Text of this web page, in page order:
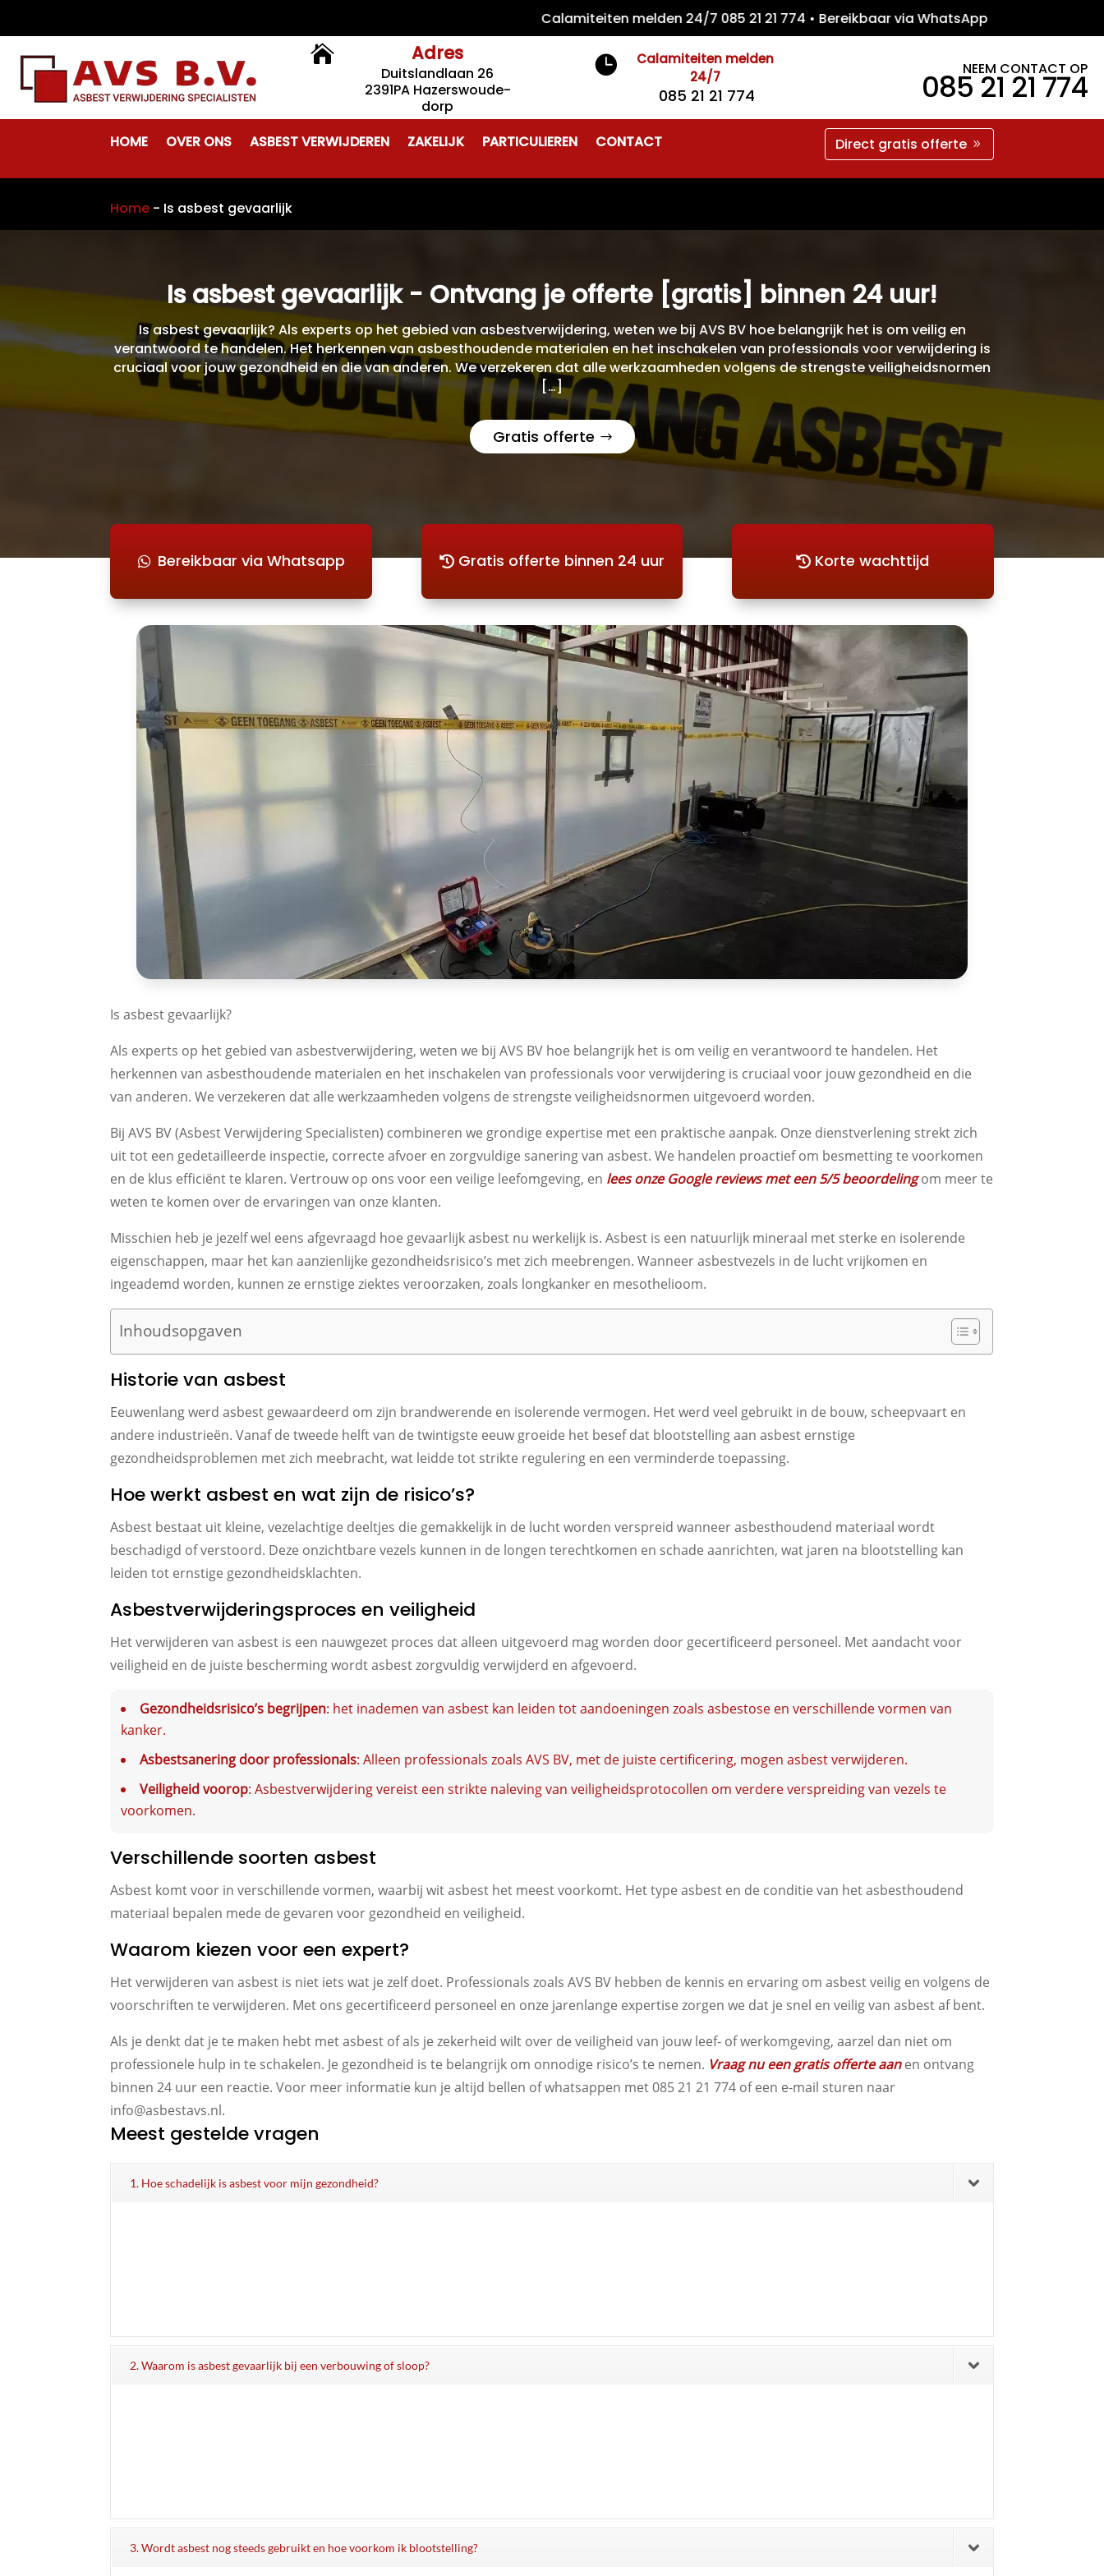
Calamiteiten melden 24/7 085 21 21 774 • Bereikbaar via WhatsApp •
 Adres
Duitslandlaan 26
2391PA Hazerswoude-
dorp

Calamiteiten melden
24/7
085 21 21 774
NEEM CONTACT OP
085 21 21 774
HOME OVER ONS ASBEST VERWIJDEREN ZAKELIJK PARTICULIEREN CONTACT Direct gratis offerte
Home - Is asbest gevaarlijk
Is asbest gevaarlijk - Ontvang je offerte [gratis] binnen 24 uur!
Is asbest gevaarlijk? Als experts op het gebied van asbestverwijdering, weten we bij AVS BV hoe belangrijk het is om veilig en
verantwoord te handelen. Het herkennen van asbesthoudende materialen en het inschakelen van professionals voor verwijdering is
cruciaal voor jouw gezondheid en die van anderen. We verzekeren dat alle werkzaamheden volgens de strengste veiligheidsnormen
[…]
Gratis offerte
Bereikbaar via Whatsapp Gratis offerte binnen 24 uur Korte wachttijd
Is asbest gevaarlijk?
Als experts op het gebied van asbestverwijdering, weten we bij AVS BV hoe belangrijk het is om veilig en verantwoord te handelen. Het
herkennen van asbesthoudende materialen en het inschakelen van professionals voor verwijdering is cruciaal voor jouw gezondheid en die
van anderen. We verzekeren dat alle werkzaamheden volgens de strengste veiligheidsnormen uitgevoerd worden.
Bij AVS BV (Asbest Verwijdering Specialisten) combineren we grondige expertise met een praktische aanpak. Onze dienstverlening strekt zich
uit tot een gedetailleerde inspectie, correcte afvoer en zorgvuldige sanering van asbest. We handelen proactief om besmetting te voorkomen
en de klus efficiënt te klaren. Vertrouw op ons voor een veilige leefomgeving, en lees onze Google reviews met een 5/5 beoordelingom meer te
weten te komen over de ervaringen van onze klanten.
Misschien heb je jezelf wel eens afgevraagd hoe gevaarlijk asbest nu werkelijk is. Asbest is een natuurlijk mineraal met sterke en isolerende
eigenschappen, maar het kan aanzienlijke gezondheidsrisico’s met zich meebrengen. Wanneer asbestvezels in de lucht vrijkomen en
ingeademd worden, kunnen ze ernstige ziektes veroorzaken, zoals longkanker en mesothelioom.
Inhoudsopgaven
Historie van asbest
Eeuwenlang werd asbest gewaardeerd om zijn brandwerende en isolerende vermogen. Het werd veel gebruikt in de bouw, scheepvaart en
andere industrieën. Vanaf de tweede helft van de twintigste eeuw groeide het besef dat blootstelling aan asbest ernstige
gezondheidsproblemen met zich meebracht, wat leidde tot strikte regulering en een verminderde toepassing.
Hoe werkt asbest en wat zijn de risico’s?
Asbest bestaat uit kleine, vezelachtige deeltjes die gemakkelijk in de lucht worden verspreid wanneer asbesthoudend materiaal wordt
beschadigd of verstoord. Deze onzichtbare vezels kunnen in de longen terechtkomen en schade aanrichten, wat jaren na blootstelling kan
leiden tot ernstige gezondheidsklachten.
Asbestverwijderingsproces en veiligheid
Het verwijderen van asbest is een nauwgezet proces dat alleen uitgevoerd mag worden door gecertificeerd personeel. Met aandacht voor
veiligheid en de juiste bescherming wordt asbest zorgvuldig verwijderd en afgevoerd.
Gezondheidsrisico’s begrijpen: het inademen van asbest kan leiden tot aandoeningen zoals asbestose en verschillende vormen van
kanker.
Asbestsanering door professionals: Alleen professionals zoals AVS BV, met de juiste certificering, mogen asbest verwijderen.
Veiligheid voorop: Asbestverwijdering vereist een strikte naleving van veiligheidsprotocollen om verdere verspreiding van vezels te
voorkomen.
Verschillende soorten asbest
Asbest komt voor in verschillende vormen, waarbij wit asbest het meest voorkomt. Het type asbest en de conditie van het asbesthoudend
materiaal bepalen mede de gevaren voor gezondheid en veiligheid.
Waarom kiezen voor een expert?
Het verwijderen van asbest is niet iets wat je zelf doet. Professionals zoals AVS BV hebben de kennis en ervaring om asbest veilig en volgens de
voorschriften te verwijderen. Met ons gecertificeerd personeel en onze jarenlange expertise zorgen we dat je snel en veilig van asbest af bent.
Als je denkt dat je te maken hebt met asbest of als je zekerheid wilt over de veiligheid van jouw leef- of werkomgeving, aarzel dan niet om
professionele hulp in te schakelen. Je gezondheid is te belangrijk om onnodige risico’s te nemen. Vraag nu een gratis offerte aanen ontvang
binnen 24 uur een reactie. Voor meer informatie kun je altijd bellen of whatsappen met 085 21 21 774 of een e-mail sturen naar
info@asbestavs.nl.
Meest gestelde vragen
1. Hoe schadelijk is asbest voor mijn gezondheid?
2. Waarom is asbest gevaarlijk bij een verbouwing of sloop?
3. Wordt asbest nog steeds gebruikt en hoe voorkom ik blootstelling?